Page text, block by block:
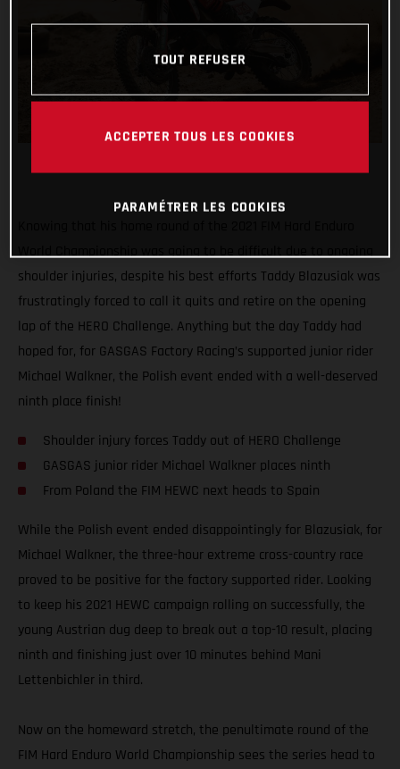
World Championship was going to be difficult due to ongoing
shoulder injuries, despite his best efforts Taddy Blazusiak was
frustratingly forced to call it quits and retire on the opening
lap of the HERO Challenge. Anything but the day Taddy had
hoped for, for GASGAS Factory Racing’s supported junior rider
Michael Walkner, the Polish event ended with a well-deserved
ninth place finish!
Shoulder injury forces Taddy out of HERO Challenge
GASGAS junior rider Michael Walkner places ninth
From Poland the FIM HEWC next heads to Spain
While the Polish event ended disappointingly for Blazusiak, for
Michael Walkner, the three-hour extreme cross-country race
proved to be positive for the factory supported rider. Looking
to keep his 2021 HEWC campaign rolling on successfully, the
young Austrian dug deep to break out a top-10 result, placing
ninth and finishing just over 10 minutes behind Mani
Lettenbichler in third.
Now on the homeward stretch, the penultimate round of the
FIM Hard Enduro World Championship sees the series head to
TOUT REFUSER
ACCEPTER TOUS LES COOKIES
PARAMÉTRER LES COOKIES